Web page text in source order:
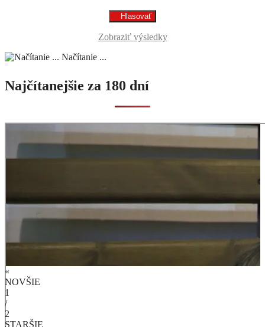
Zobraziť výsledky
Načítanie ...
Najčítanejšie za 180 dní
«
NOVŠIE
1
/
2
STARŠIE